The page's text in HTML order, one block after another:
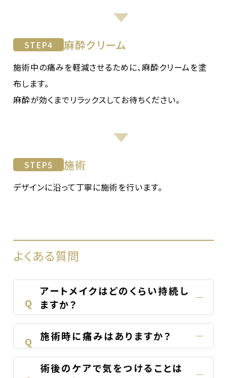
STEP4 麻酔クリーム
施術中の痛みを軽減させるために、麻酔クリームを塗
布します。
麻酔が効くまでリラックスしてお待ちください。
STEP5 施術
デザインに沿って丁寧に施術を行います。
よくある質問
Q
アートメイクはどのくらい持続し
ますか？
Q 施術時に痛みはありますか？
術後のケアで気をつけることは